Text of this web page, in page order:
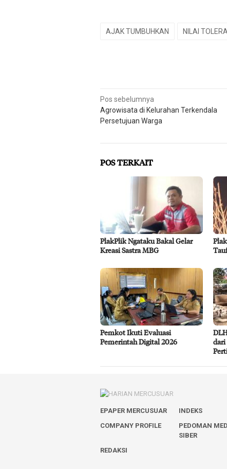
AJAK TUMBUHKAN NILAI
Navigasi
pos
Pos sebelumnya
Agrowisata di Kelurahan Terkendala
Persetujuan Warga
POS TERKAIT
PlakPlik Ngataku Bakal Gelar
Kreasi Sastra MBG
Pemkot Ikuti Evaluasi
Pemerintah Digital 2026
dari
EPAPER MERCUSUAR INDEKS
COMPANY PROFILE
PEDOMAN
SIBER
REDAKSI